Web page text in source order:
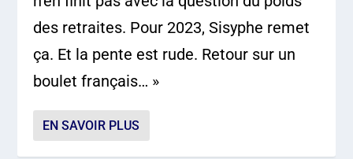
des retraites. Pour 2023, Sisyphe remet
ça. Et la pente est rude. Retour sur un
boulet français… »
EN SAVOIR PLUS